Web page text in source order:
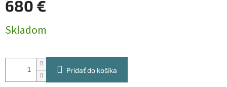
680 €
cena:
Skladom
Pridať do košíka